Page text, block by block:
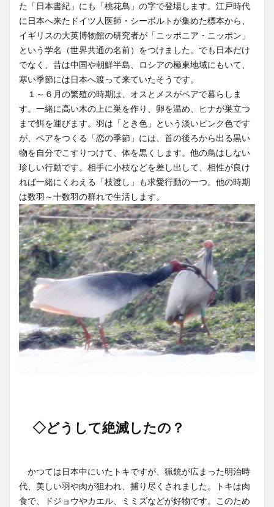
た「日本書紀」にも「桃花鳥」の字で登場します。江戸時代
に日本へ来たドイツ人医師・シーボルトが集めた標本から、
イギリスの大英博物館の研究者が「ニッポニア・ニッポン」
という学名（世界共通の名前）をつけました。でも日本だけ
でなく、昔は中国や朝鮮半島、ロシアの極東地域にもいて、
寒い季節には日本へ渡って来ていたそうです。
１～６月の繁殖の時期は、オスとメスがペアで暮らしま
す。一緒に高い木の上に巣を作り、卵を温め、ヒナが巣立つ
まで餌を運びます。羽は「とき色」という淡いピンク色です
が、ペアをつくる「恋の季節」には、首の後ろから出る黒い
物を自分でこすりつけて、体を黒くします。他の鳥はしない
珍しい行動です。相手に小枝などを差し出して、相性が良け
れば一緒にくわえる「枝渡し」も求愛行動の一つ。他の時期
は数羽～十数羽の群れで生活します。
◇どうして絶滅したの？
かつては日本中にいたトキですが、猟銃が広まった明治時
代、美しい羽や肉が狙われ、捕り尽くされました。トキは肉
食で、ドジョウやカエル、ミミズなどが好物です。このため